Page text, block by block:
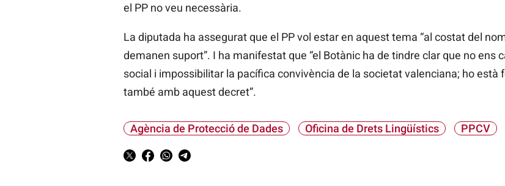
el PP no veu necessària.
La diputada ha assegurat que el PP vol estar en aquest tema “al costat del
demanen suport”. I ha manifestat que “el Botànic ha de tindre clar que no ens
social i impossibilitar la pacífica convivència de la societat valenciana; ho està
també amb aquest decret”.
Agència de Protecció de Dades Oficina de Drets Lingüístics PPCV